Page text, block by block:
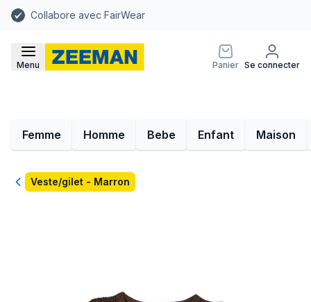
Collabore avec FairWear
Menu Panier Se connecter
Femme Homme Bebe Enfant Maison
RetourVeste/gilet - Marron